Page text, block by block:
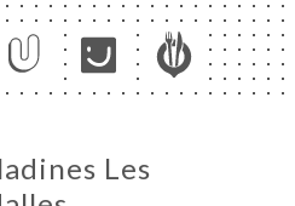
Les